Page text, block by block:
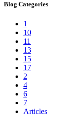
Blog Categories
1
10
11
13
15
17
2
4
6
7
Articles